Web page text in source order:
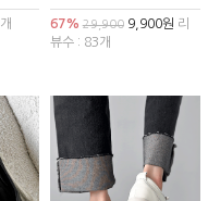
67% 29,9009,900원 리
뷰수 : 83개